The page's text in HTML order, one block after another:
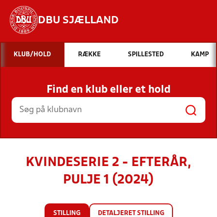
DBU SJÆLLAND
Hvad vil du søge efter?
INDHOLD OG NYHEDER
STILLINGER, RESULTATER, KLUBBER OG
HOLD
KLUB/HOLD RÆKKE SPILLESTED KAMP
Find en klub eller et hold
KVINDESERIE 2 - EFTERÅR,
PULJE 1 (2024)
STILLING DETALJERET STILLING